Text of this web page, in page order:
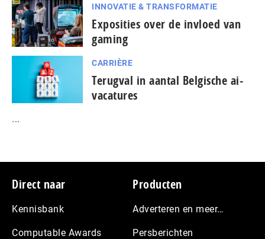
INNOVATIE & TRANSFORMATIE
Exposities over de invloed van
gaming
CARRIÈRE
Terugval in aantal Belgische ai-
vacatures
...
Footer
Direct naar
Kennisbank
Computable Awards
Producten
Adverteren en meer…
Persberichten